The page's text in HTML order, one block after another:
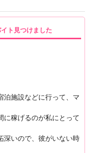
ト見つけました
泊施設などに行って、マ
に稼げるのが私にとって
深いので、彼がいない時